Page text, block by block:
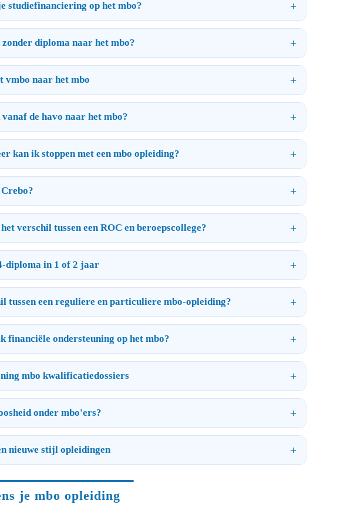
studiefinanciering op het mbo?
diploma naar het mbo?
vmbo naar het mbo
de havo naar het mbo?
kan ik stoppen met een mbo opleiding?
verschil tussen een ROC en beroepscollege?
diploma in 1 of 2 jaar
tussen een reguliere en particuliere mbo-opleiding?
financiële ondersteuning op het mbo?
mbo kwalificatiedossiers
onder mbo'ers?
nieuwe stijl opleidingen
je mbo opleiding